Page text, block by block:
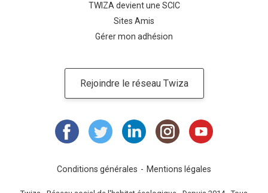
TWIZA devient une SCIC
Sites Amis
Gérer mon adhésion
Rejoindre le réseau Twiza
Conditions générales Mentions légales